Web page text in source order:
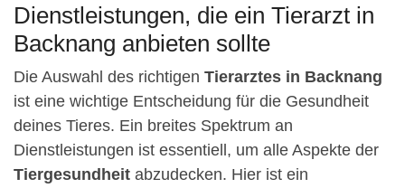
Dienstleistungen, die ein Tierarzt in
Backnang anbieten sollte
Die Auswahl des richtigen Tierarztes in Backnang
ist eine wichtige Entscheidung für die Gesundheit
deines Tieres. Ein breites Spektrum an
Dienstleistungen ist essentiell, um alle Aspekte der
Tiergesundheit abzudecken. Hier ist ein